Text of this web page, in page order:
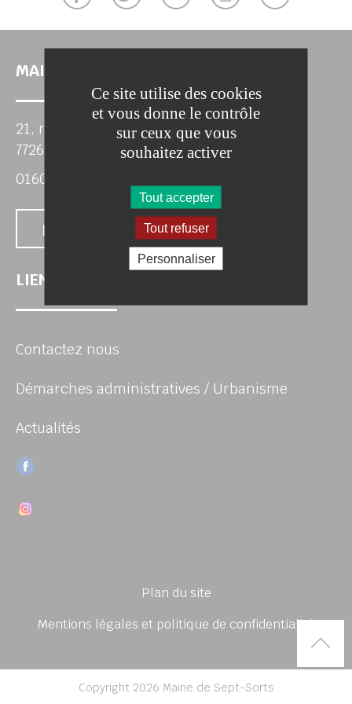
MAIRIE DE SEPT-SORTS
21, rue de la Mairie
77260 Sept-Sorts
0160223080
Nous contacter
LIENS UTILES
Contactez nous
Démarches administratives / Urbanisme
Actualités
Plan du site
Mentions légales et politique de confidentialité
Copyright 2026 Mairie de Sept-Sorts
Ce site utilise des cookies
et vous donne le contrôle
sur ceux que vous
souhaitez activer
Tout accepter
Tout refuser
Personnaliser